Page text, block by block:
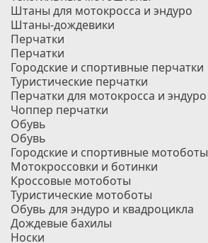
Штаны для мотокросса и эндуро
Штаны-дождевики
Перчатки
Перчатки
Городские и спортивные перчатки
Туристические перчатки
Перчатки для мотокросса и эндуро
Чоппер перчатки
Обувь
Обувь
Городские и спортивные мотоботы
Мотокроссовки и ботинки
Кроссовые мотоботы
Туристические мотоботы
Обувь для эндуро и квадроцикла
Дождевые бахилы
Носки